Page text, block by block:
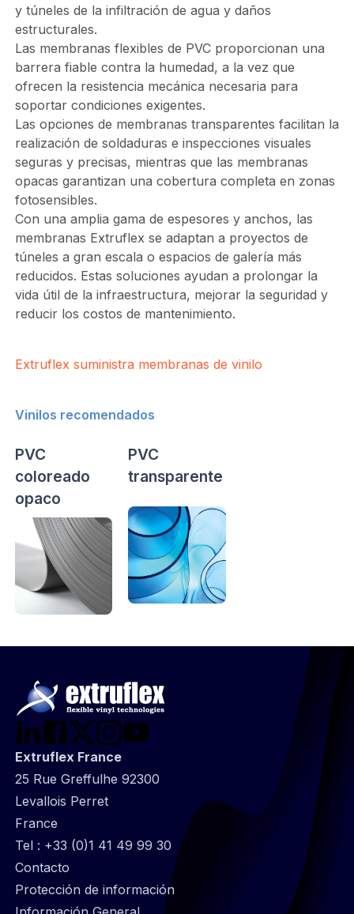
y túneles de la infiltración de agua y daños
estructurales.
Las membranas flexibles de PVC proporcionan una
barrera fiable contra la humedad, a la vez que
ofrecen la resistencia mecánica necesaria para
soportar condiciones exigentes.
Las opciones de membranas transparentes facilitan la
realización de soldaduras e inspecciones visuales
seguras y precisas, mientras que las membranas
opacas garantizan una cobertura completa en zonas
fotosensibles.
Con una amplia gama de espesores y anchos, las
membranas Extruflex se adaptan a proyectos de
túneles a gran escala o espacios de galería más
reducidos. Estas soluciones ayudan a prolongar la
vida útil de la infraestructura, mejorar la seguridad y
reducir los costos de mantenimiento.
Extruflex suministra membranas de vinilo
Vinilos recomendados
PVC
coloreado
opaco
PVC
transparente
Extruflex France
25 Rue Greffulhe 92300
Levallois Perret
France
Tel : +33 (0)1 41 49 99 30
@
Footer
Contacto
Protección de información